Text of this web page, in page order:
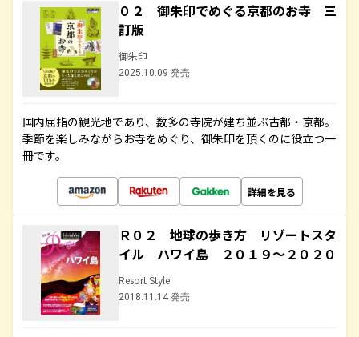
０２ 御朱印でめぐる京都のお寺 三
訂版
御朱印
2025.10.09 発売
国内屈指の観光地であり、数多の寺院が建ち並ぶ古都・京都。
季節を楽しみながらお寺をめぐり、御朱印を頂くのに役立つ一
冊です。
詳細を見る
Ｒ０２ 地球の歩き方 リゾートスタ
イル ハワイ島 ２０１９～２０２０
Resort Style
2018.11.14 発売